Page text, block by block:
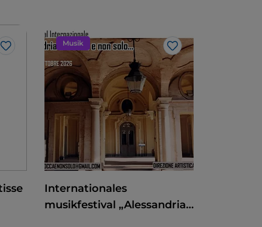
Like
Musik
Like
Internationales
musikfestival „Alessandria